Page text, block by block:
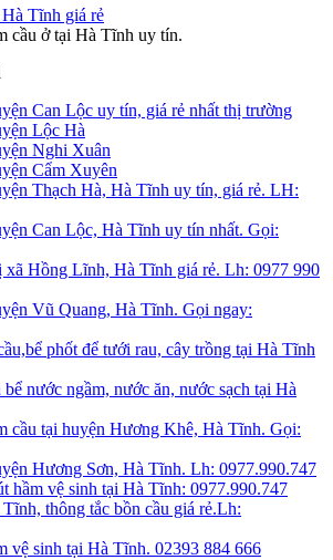
cầu ở tại Hà Tĩnh uy tín.
Can Lộc uy tín, giá rẻ nhất thị trường
Lộc Hà
Nghi Xuân
Cẩm Xuyên
Thạch Hà, Hà Tĩnh uy tín, giá rẻ. LH:
Can Lộc, Hà Tĩnh uy tín nhất. Gọi:
xã Hồng Lĩnh, Hà Tĩnh giá rẻ. Lh: 0977 990
Vũ Quang, Hà Tĩnh. Gọi ngay:
phốt để tưới rau, cây trồng tại Hà Tĩnh
nước ngầm, nước ăn, nước sạch tại Hà
cầu tại huyện Hương Khê, Hà Tĩnh. Gọi:
Hương Sơn, Hà Tĩnh. Lh: 0977.990.747
hầm vệ sinh tại Hà Tĩnh: 0977.990.747
thông tắc bồn cầu giá rẻ.Lh:
vệ sinh tại Hà Tĩnh. 02393 884 666